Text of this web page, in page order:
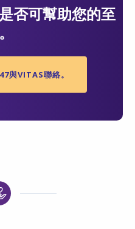
否可幫助您的至
與VITAS聯絡。